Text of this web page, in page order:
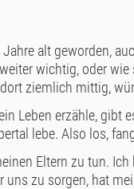
Jahre alt geworden,
wichtig, oder
ziemlich mittig,
Leben erzähle, gibt
lebe. Also los,
Eltern zu tun.
uns zu sorgen, hat